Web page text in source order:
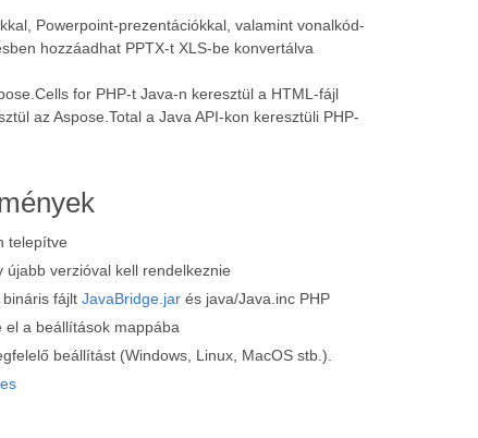
Powerpoint-prezentációkkal, valamint vonalkód-
hozzáadhat PPTX-t XLS-be konvertálva
for PHP-t Java-n keresztül a HTML-fájl
az Aspose.Total a Java API-kon keresztüli PHP-
telepítve
újabb verzióval kell rendelkeznie
fájlt JavaBridge.jar és java/Java.inc PHP
el a beállítások mappába
beállítást (Windows, Linux, MacOS stb.).